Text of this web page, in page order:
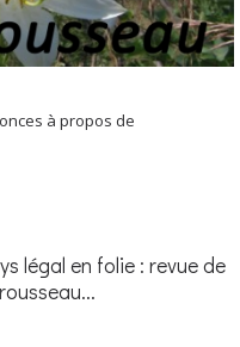
à propos de
légal en folie : revue de